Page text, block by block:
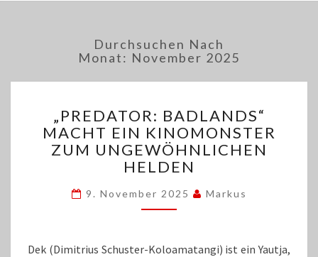
Durchsuchen Nach
Monat: November 2025
BADLANDS“
MACHT
EIN
KINOMONSTER
UNGEWÖHNLICHEN
HELDEN
„PREDATOR: BADLANDS“
MACHT EIN KINOMONSTER
ZUM UNGEWÖHNLICHEN
HELDEN
9. November 2025 Markus
Dek (Dimitrius Schuster-Koloamatangi) ist ein Yautja,